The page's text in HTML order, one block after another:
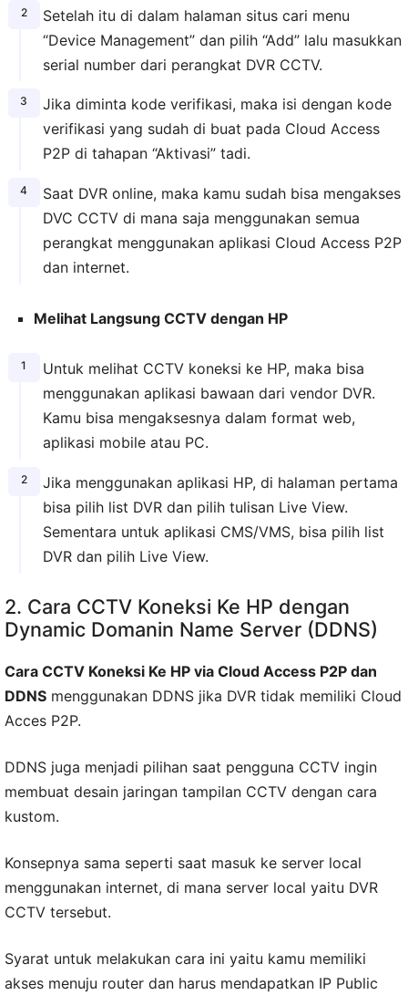
Setelah itu di dalam halaman situs cari menu
“Device Management” dan pilih “Add” lalu masukkan
serial number dari perangkat DVR CCTV.
Jika diminta kode verifikasi, maka isi dengan kode
verifikasi yang sudah di buat pada Cloud Access
P2P di tahapan “Aktivasi” tadi.
Saat DVR online, maka kamu sudah bisa mengakses
DVC CCTV di mana saja menggunakan semua
perangkat menggunakan aplikasi Cloud Access P2P
dan internet.
Melihat Langsung CCTV dengan HP
Untuk melihat CCTV koneksi ke HP, maka bisa
menggunakan aplikasi bawaan dari vendor DVR.
Kamu bisa mengaksesnya dalam format web,
aplikasi mobile atau PC.
Jika menggunakan aplikasi HP, di halaman pertama
bisa pilih list DVR dan pilih tulisan Live View.
Sementara untuk aplikasi CMS/VMS, bisa pilih list
DVR dan pilih Live View.
2. Cara CCTV Koneksi Ke HP dengan
Dynamic Domanin Name Server (DDNS)
Cara CCTV Koneksi Ke HP via Cloud Access P2P dan
DDNS menggunakan DDNS jika DVR tidak memiliki Cloud
Acces P2P.
DDNS juga menjadi pilihan saat pengguna CCTV ingin
membuat desain jaringan tampilan CCTV dengan cara
kustom.
Konsepnya sama seperti saat masuk ke server local
menggunakan internet, di mana server local yaitu DVR
CCTV tersebut.
Syarat untuk melakukan cara ini yaitu kamu memiliki
akses menuju router dan harus mendapatkan IP Public